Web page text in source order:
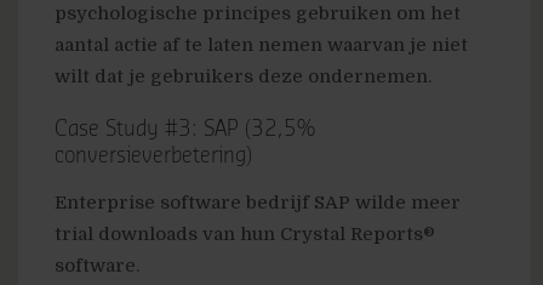
psychologische principes gebruiken om het
aantal actie af te laten nemen waarvan je niet
wilt dat je gebruikers deze ondernemen.
Case Study #3: SAP (32,5%
conversieverbetering)
Enterprise software bedrijf SAP wilde meer
trial downloads van hun Crystal Reports®
software.